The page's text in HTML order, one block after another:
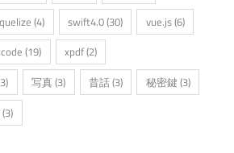
(4) swift4.0(30) vue.js(6)
(19) xpdf(2)
写真(3) 昔話(3) 秘密鍵 (3)
(3)